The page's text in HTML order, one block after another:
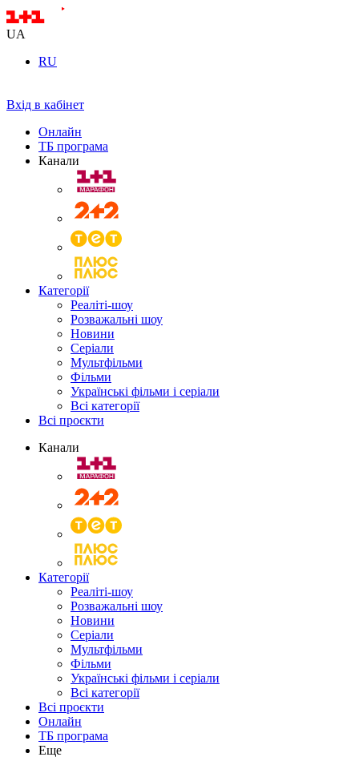
UA
RU
Вхід в кабінет
Онлайн
ТБ програма
Канали
Категорії
Реаліті-шоу
Розважальні шоу
Новини
Серіали
Мультфільми
Фільми
Українські фільми і серіали
Всі категорії
Всі проєкти
Канали
Категорії
Реаліті-шоу
Розважальні шоу
Новини
Серіали
Мультфільми
Фільми
Українські фільми і серіали
Всі категорії
Всі проєкти
Онлайн
ТБ програма
Еще